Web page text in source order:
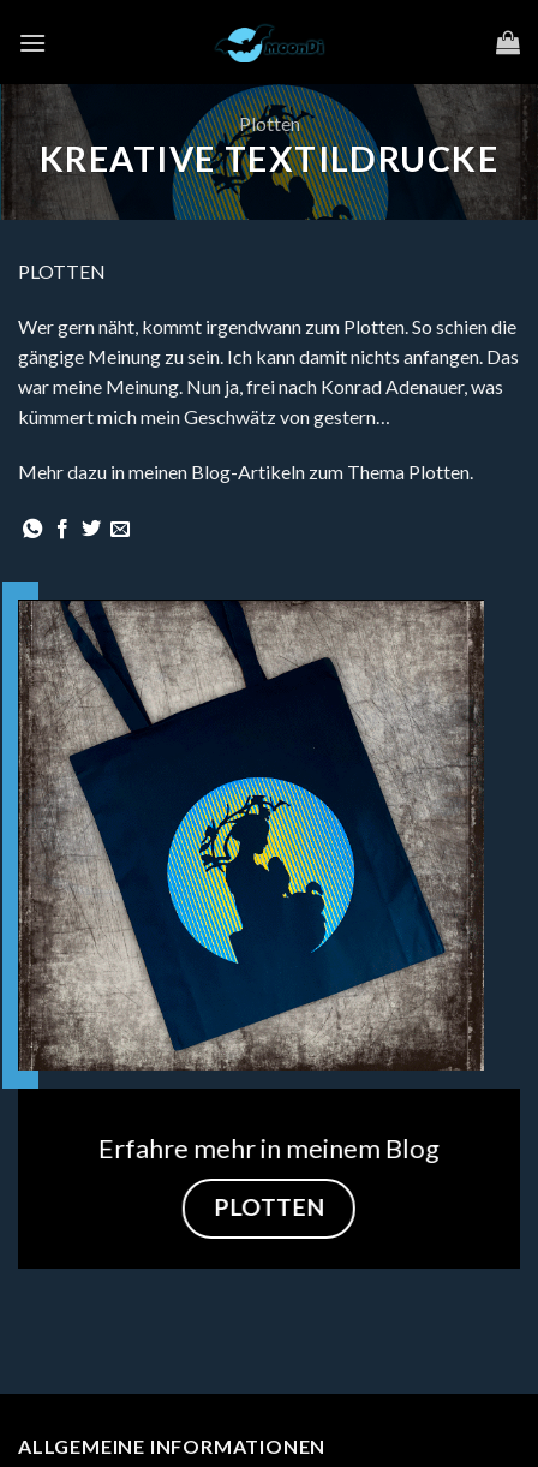
Inhalt
Plotten
KREATIVE TEXTILDRUCKE
PLOTTEN
Wer gern näht, kommt irgendwann zum Plotten. So schien die
gängige Meinung zu sein. Ich kann damit nichts anfangen. Das
war meine Meinung. Nun ja, frei nach Konrad Adenauer, was
kümmert mich mein Geschwätz von gestern…
Mehr dazu in meinen Blog-Artikeln zum Thema Plotten.
Erfahre mehr in meinem Blog
PLOTTEN
ALLGEMEINE INFORMATIONEN